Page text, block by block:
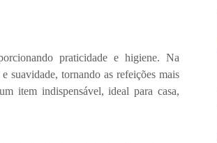
praticidade e higiene. Na
suavidade, tornando as refeições mais
item indispensável, ideal para casa,